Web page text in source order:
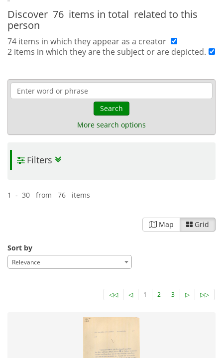
Discover 76 items in total related to this
person
74 items in which they appear as a creator
2 items in which they are the subject or are depicted.
Search
More search options
Filters
1 - 30 from 76 items
Map Grid
Sort by
Relevance
◁◁ ◁ 1 2 3 ▷ ▷▷